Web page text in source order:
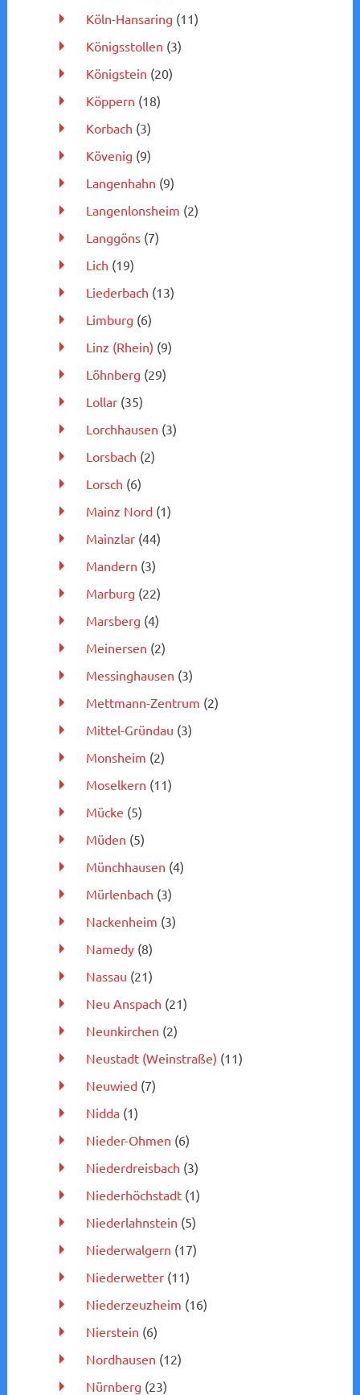
Köln-Hansaring (11)
Königsstollen (3)
Königstein (20)
Köppern (18)
Korbach (3)
Kövenig (9)
Langenhahn (9)
Langenlonsheim (2)
Langgöns(7)
Lich (19)
Liederbach (13)
Limburg (6)
Linz (Rhein) (9)
Löhnberg (29)
Lollar(35)
Lorchhausen (3)
Lorsbach (2)
Lorsch (6)
Mainz Nord(1)
Mainzlar(44)
Mandern (3)
Marburg (22)
Marsberg (4)
Meinersen (2)
Messinghausen (3)
Mettmann-Zentrum (2)
Mittel-Gründau (3)
Monsheim (2)
Moselkern (11)
Mücke (5)
Müden (5)
Münchhausen (4)
Mürlenbach (3)
Nackenheim (3)
Namedy(8)
Nassau (21)
Neu Anspach (21)
Neunkirchen (2)
Neustadt (Weinstraße) (11)
Neuwied(7)
Nidda(1)
Nieder-Ohmen (6)
Niederdreisbach (3)
Niederhöchstadt(1)
Niederlahnstein (5)
Niederwalgern (17)
Niederwetter(11)
Niederzeuzheim (16)
Nierstein (6)
Nordhausen (12)
Nürnberg (23)